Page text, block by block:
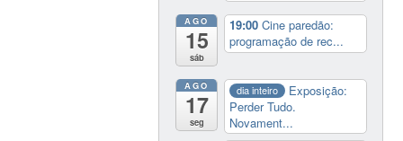
AGO
15
sáb
19:00Cine paredão:
programação de rec...
AGO
17
seg
dia inteiro
Exposição:
Perder Tudo.
Novament...